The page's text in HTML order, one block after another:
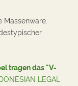
tragen das "V-
LEGAL